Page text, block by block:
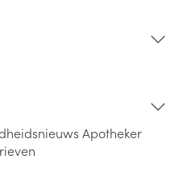
Apotheker